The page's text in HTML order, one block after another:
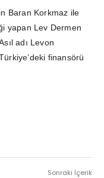
Baran Korkmaz ile
yapan Lev Dermen
adı Levon
finansörü
Sonraki İçerik